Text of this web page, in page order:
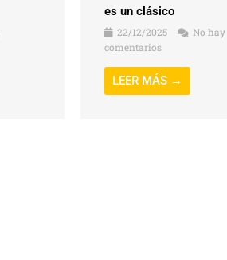
es un clásico
22/12/2025
No hay
comentarios
LEER MÁS →